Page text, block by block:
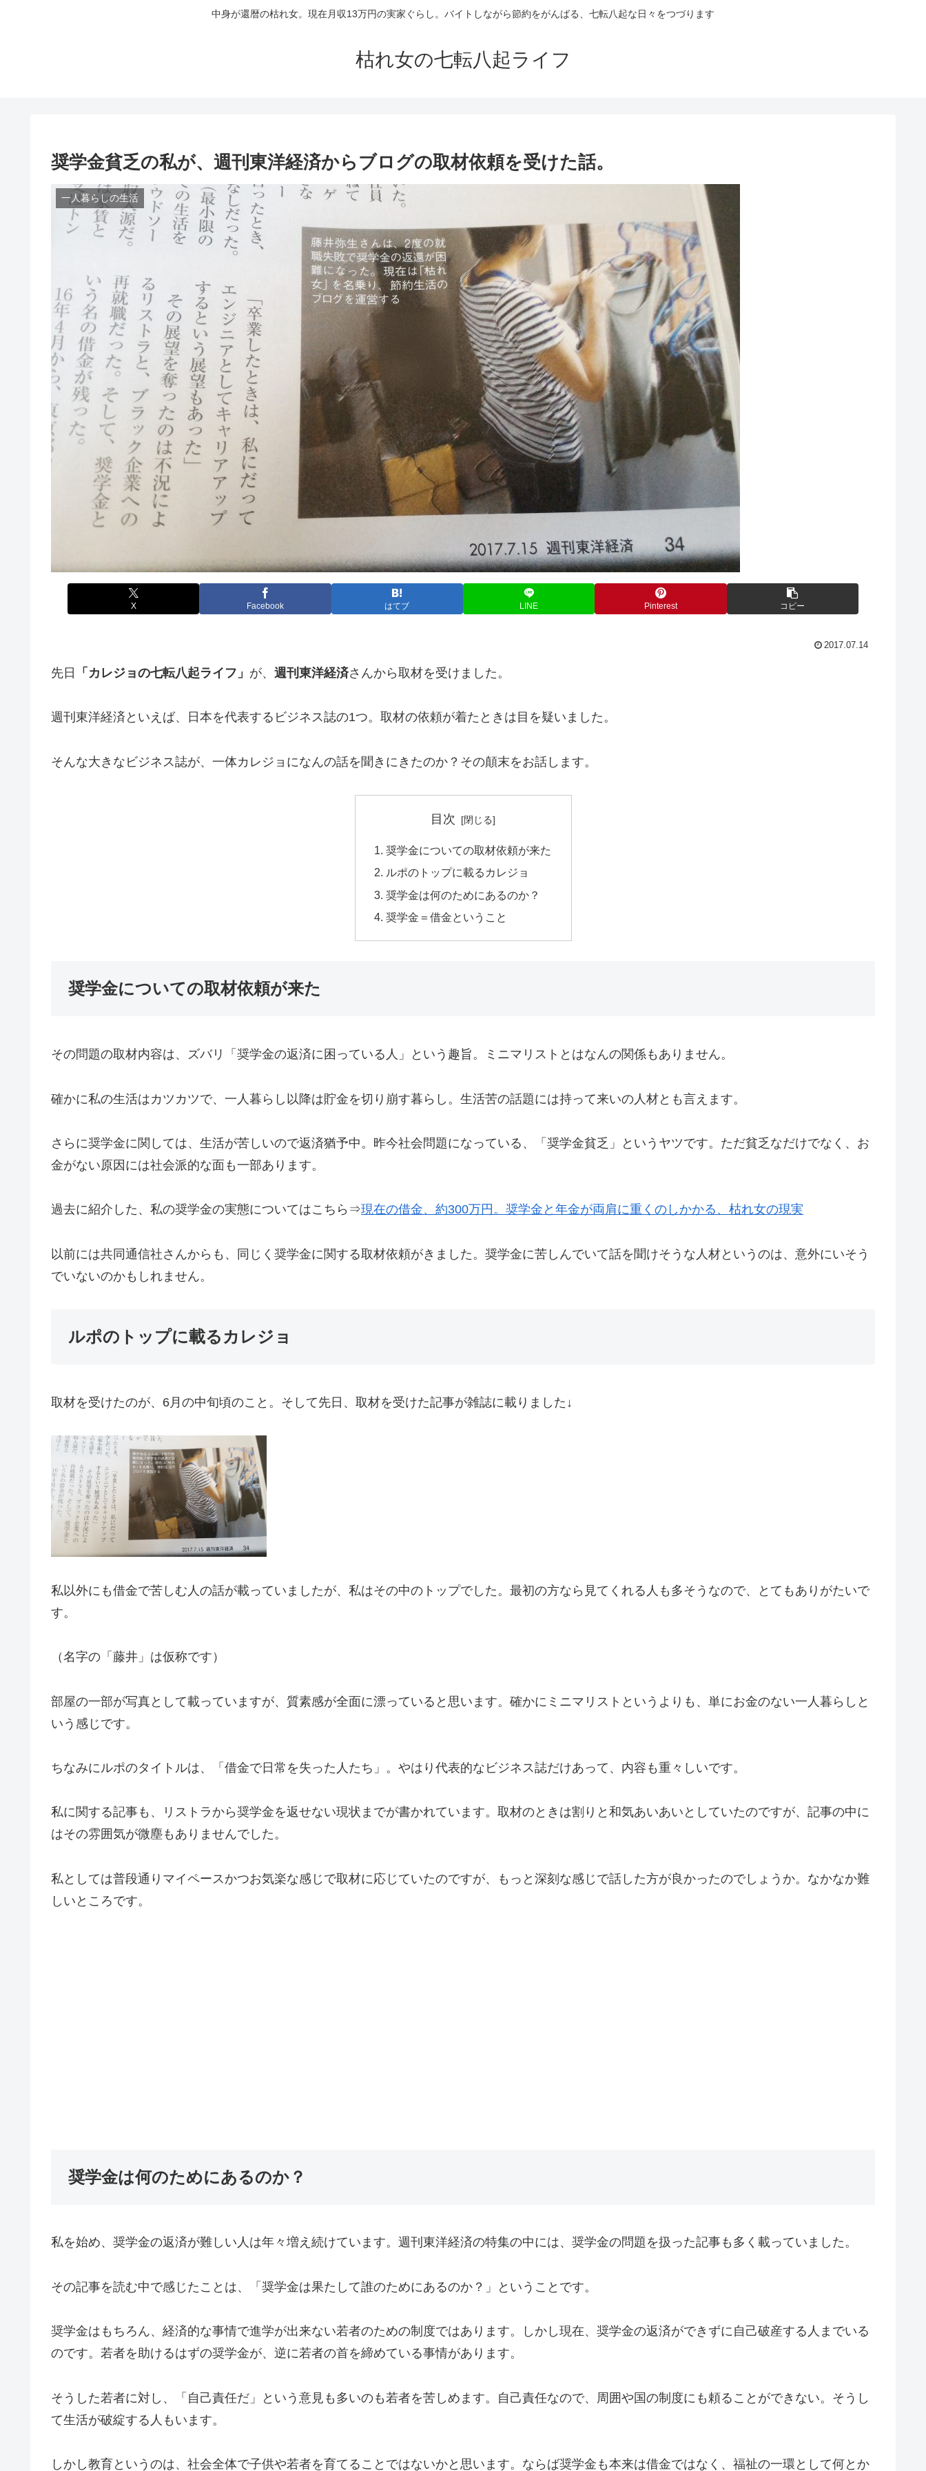
中身が還暦の枯れ女。現在月収13万円の実家ぐらし。バイトしながら節約をがんばる、七転八起な日々をつづります
枯れ女の七転八起ライフ
奨学金貧乏の私が、週刊東洋経済からブログの取材依頼を受けた話。
一人暮らしの生活
X Facebook はてブ LINE Pinterest コピー
2017.07.14
先日 「カレジョの七転八起ライフ」 が、 週刊東洋経済さんから取材を受けました。
週刊東洋経済といえば、日本を代表するビジネス誌の1つ。取材の依頼が着たときは目を疑いました。
そんな大きなビジネス誌が、一体カレジョになんの話を聞きにきたのか？その顛末をお話します。
目次
奨学金についての取材依頼が来た
ルポのトップに載るカレジョ
奨学金は何のためにあるのか？
奨学金＝借金ということ
奨学金についての取材依頼が来た
その問題の取材内容は、ズバリ「奨学金の返済に困っている人」という趣旨。ミニマリストとはなんの関係もありません。
確かに私の生活はカツカツで、一人暮らし以降は貯金を切り崩す暮らし。生活苦の話題には持って来いの人材とも言えます。
さらに奨学金に関しては、生活が苦しいので返済猶予中。昨今社会問題になっている、「奨学金貧乏」というヤツです。ただ貧乏なだけでなく、お
金がない原因には社会派的な面も一部あります。
過去に紹介した、私の奨学金の実態についてはこちら⇒現在の借金、約300万円。奨学金と年金が両肩に重くのしかかる、枯れ女の現実
以前には共同通信社さんからも、同じく奨学金に関する取材依頼がきました。奨学金に苦しんでいて話を聞けそうな人材というのは、意外にいそう
でいないのかもしれません。
ルポのトップに載るカレジョ
取材を受けたのが、6月の中旬頃のこと。そして先日、取材を受けた記事が雑誌に載りました↓
私以外にも借金で苦しむ人の話が載っていましたが、私はその中のトップでした。最初の方なら見てくれる人も多そうなので、とてもありがたいで
す。
（名字の「藤井」は仮称です）
部屋の一部が写真として載っていますが、質素感が全面に漂っていると思います。確かにミニマリストというよりも、単にお金のない一人暮らしと
いう感じです。
ちなみにルポのタイトルは、「借金で日常を失った人たち」。やはり代表的なビジネス誌だけあって、内容も重々しいです。
私に関する記事も、リストラから奨学金を返せない現状までが書かれています。取材のときは割りと和気あいあいとしていたのですが、記事の中に
はその雰囲気が微塵もありませんでした。
私としては普段通りマイペースかつお気楽な感じで取材に応じていたのですが、もっと深刻な感じで話した方が良かったのでしょうか。なかなか難
しいところです。
奨学金は何のためにあるのか？
私を始め、奨学金の返済が難しい人は年々増え続けています。週刊東洋経済の特集の中には、奨学金の問題を扱った記事も多く載っていました。
その記事を読む中で感じたことは、「奨学金は果たして誰のためにあるのか？」ということです。
奨学金はもちろん、経済的な事情で進学が出来ない若者のための制度ではあります。しかし現在、奨学金の返済ができずに自己破産する人までいる
のです。若者を助けるはずの奨学金が、逆に若者の首を締めている事情があります。
そうした若者に対し、「自己責任だ」という意見も多いのも若者を苦しめます。自己責任なので、周囲や国の制度にも頼ることができない。そうし
て生活が破綻する人もいます。
しかし教育というのは、社会全体で子供や若者を育てることではないかと思います。ならば奨学金も本来は借金ではなく、福祉の一環として何とか